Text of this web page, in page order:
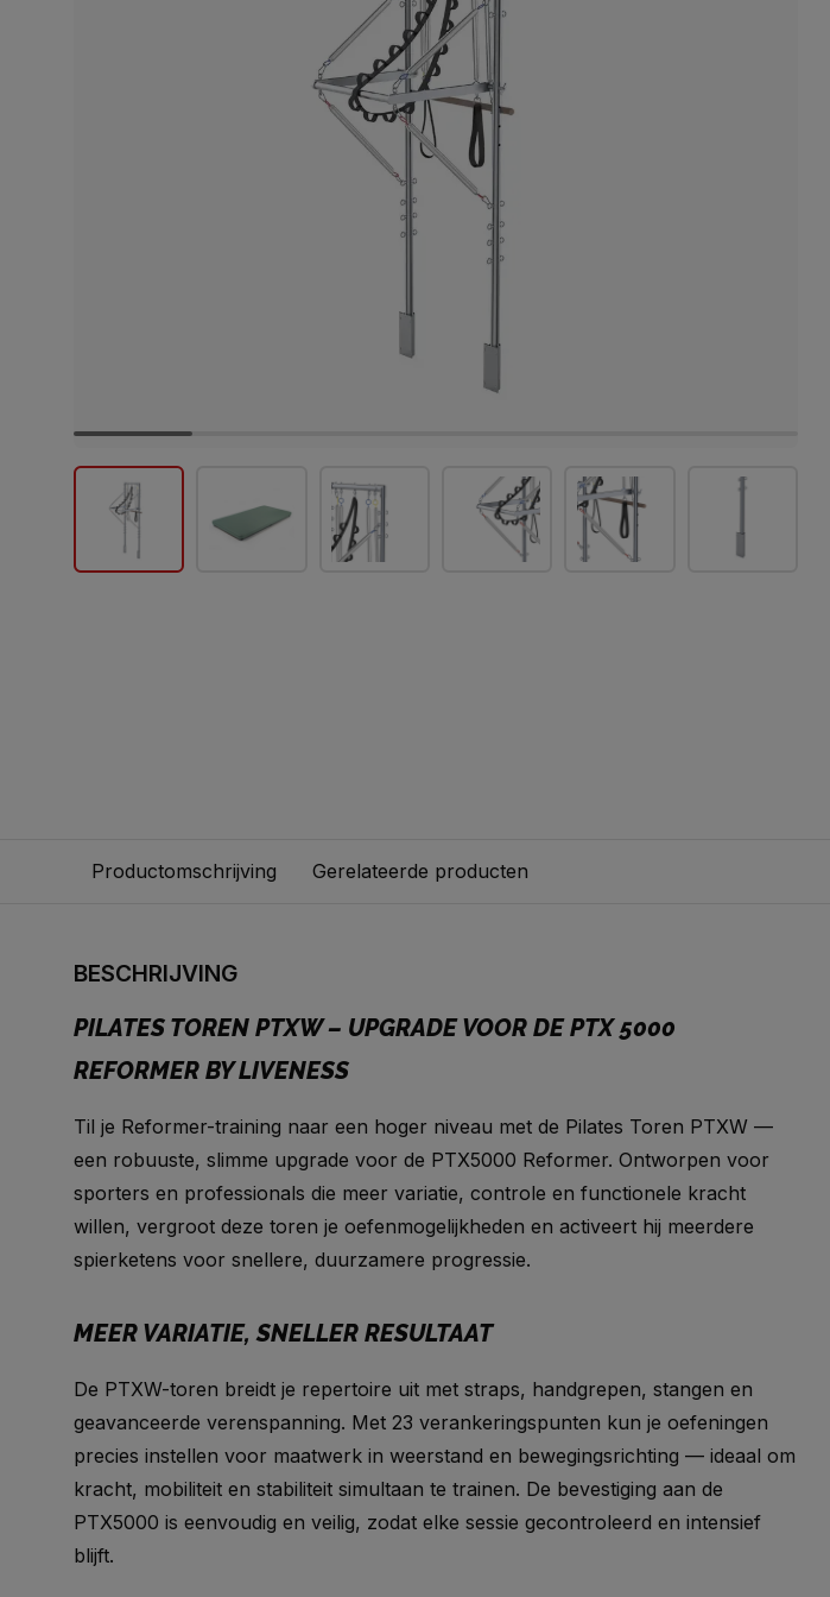
Productomschrijving Gerelateerde producten
BESCHRIJVING
PILATES TOREN PTXW – UPGRADE VOOR DE PTX 5000
REFORMER BY LIVENESS
Til je Reformer-training naar een hoger niveau met de Pilates Toren PTXW —
een robuuste, slimme upgrade voor de PTX5000 Reformer. Ontworpen voor
sporters en professionals die meer variatie, controle en functionele kracht
willen, vergroot deze toren je oefenmogelijkheden en activeert hij meerdere
spierketens voor snellere, duurzamere progressie.
MEER VARIATIE, SNELLER RESULTAAT
De PTXW-toren breidt je repertoire uit met straps, handgrepen, stangen en
geavanceerde verenspanning. Met 23 verankeringspunten kun je oefeningen
precies instellen voor maatwerk in weerstand en bewegingsrichting — ideaal om
kracht, mobiliteit en stabiliteit simultaan te trainen. De bevestiging aan de
PTX5000 is eenvoudig en veilig, zodat elke sessie gecontroleerd en intensief
blijft.